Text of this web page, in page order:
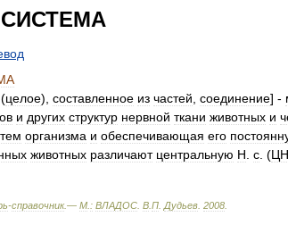
целое), составленное из частей соединение] -
и других структур нервной ткани животных и
организма и обеспечивающая его
животных различают центральную Н с . (
-справочник.— М : ВЛАДОС В П Дудьев 2008